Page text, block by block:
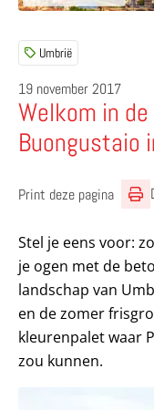
Umbrië
19 november 2017
Welkom in
Buongustaio
Print deze pagina
Stel je eens voor:
je ogen met de
landschap van
en de zomer
kleurenpalet waar
zou kunnen.